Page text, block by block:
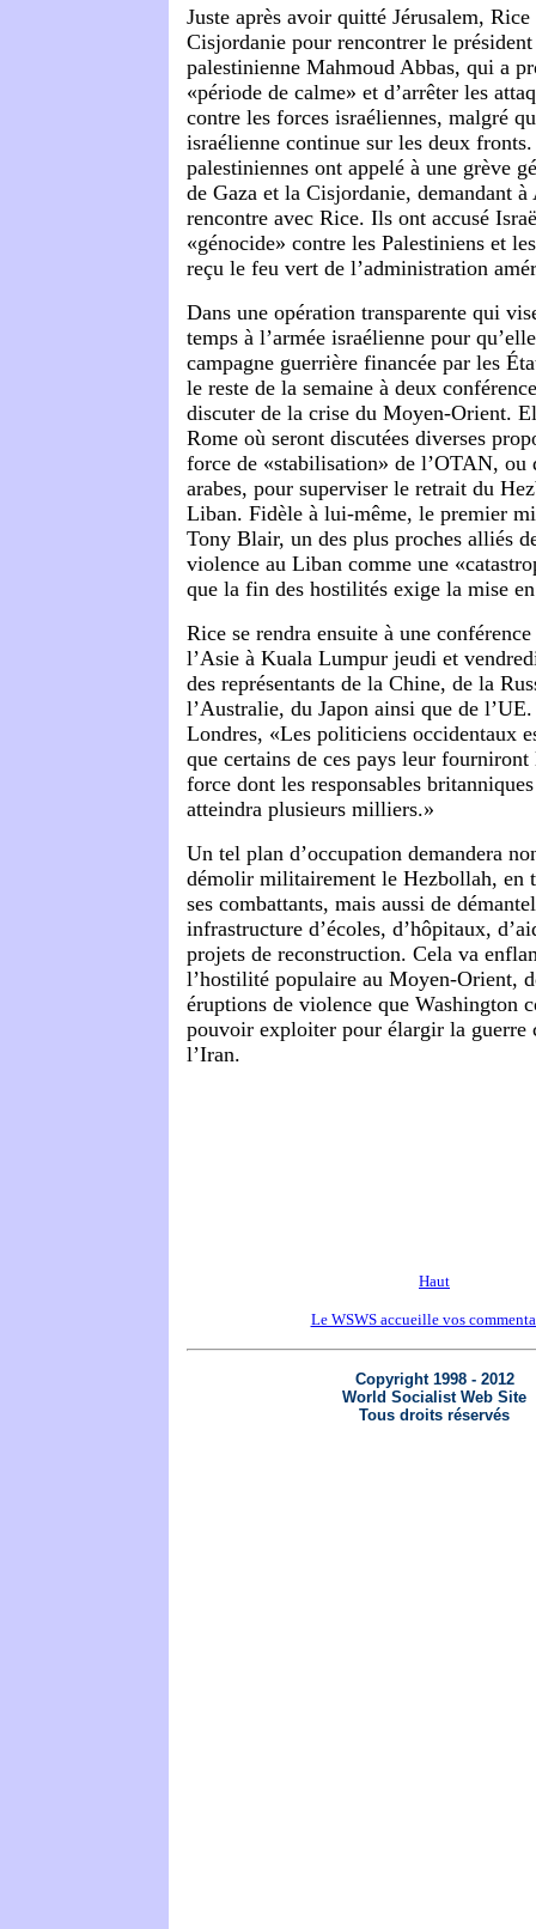
Juste après avoir quitté Jérusalem, Rice
Cisjordanie pour rencontrer le
palestinienne Mahmoud Abbas, qui a
«période de calme» et d’arrêter les
contre les forces israéliennes, malgré
israélienne continue sur les deux
palestiniennes ont appelé à une grève
de Gaza et la Cisjordanie, demandant
rencontre avec Rice. Ils ont accusé
«génocide» contre les Palestiniens et
reçu le feu vert de l’administration
Dans une opération transparente qui
temps à l’armée israélienne pour
campagne guerrière financée par les
le reste de la semaine à deux
discuter de la crise du Moyen-Orient.
Rome où seront discutées diverses
force de «stabilisation» de l’OTAN, ou
arabes, pour superviser le retrait du
Liban. Fidèle à lui-même, le premier
Tony Blair, un des plus proches alliés
violence au Liban comme une
que la fin des hostilités exige la mise
Rice se rendra ensuite à une
l’Asie à Kuala Lumpur jeudi et
des représentants de la Chine, de la
l’Australie, du Japon ainsi que de
Londres, «Les politiciens occidentaux
que certains de ces pays leur fourniront
force dont les responsables
atteindra plusieurs milliers.»
Un tel plan d’occupation demandera
démolir militairement le Hezbollah, en
ses combattants, mais aussi de
infrastructure d’écoles, d’hôpitaux,
projets de reconstruction. Cela va
l’hostilité populaire au Moyen-Orient,
éruptions de violence que Washington
pouvoir exploiter pour élargir la guerre
l’Iran.
Haut
Le WSWS accueille vos
Copyright 1998 - 2012
World Socialist Web Site
Tous droits réservés